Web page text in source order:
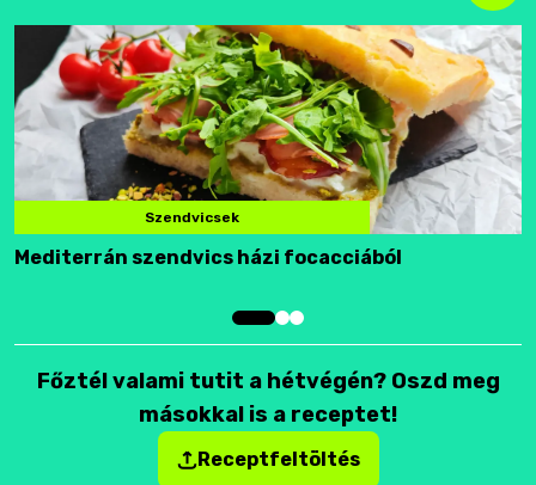
Szendvicsek
Mediterrán szendvics házi focacciából
Főztél valami tutit a hétvégén? Oszd meg
másokkal is a receptet!
Receptfeltöltés